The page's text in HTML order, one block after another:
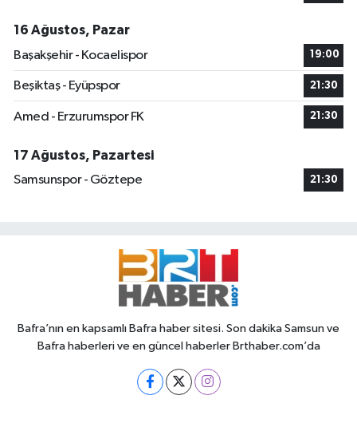
16 Ağustos, Pazar
Başakşehir - Kocaelispor
19:00
Beşiktaş - Eyüpspor 21:30
Amed - Erzurumspor FK 21:30
17 Ağustos, Pazartesi
Samsunspor - Göztepe
21:30
Bafra’nın en kapsamlı Bafra haber sitesi. Son dakika Samsun ve
Bafra haberleri ve en güncel haberler Brthaber.com’da